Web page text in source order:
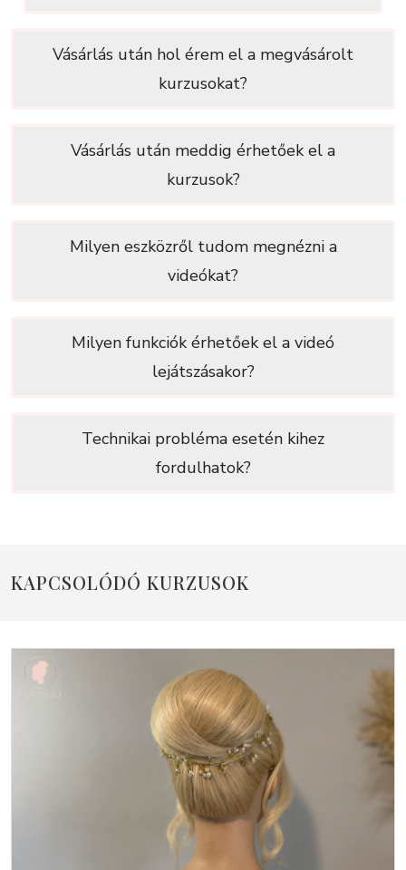
Vásárlás után hol érem el a megvásárolt
kurzusokat?
Vásárlás után meddig érhetőek el a
kurzusok?
Milyen eszközről tudom megnézni a
videókat?
Milyen funkciók érhetőek el a videó
lejátszásakor?
Technikai probléma esetén kihez
fordulhatok?
KAPCSOLÓDÓ KURZUSOK